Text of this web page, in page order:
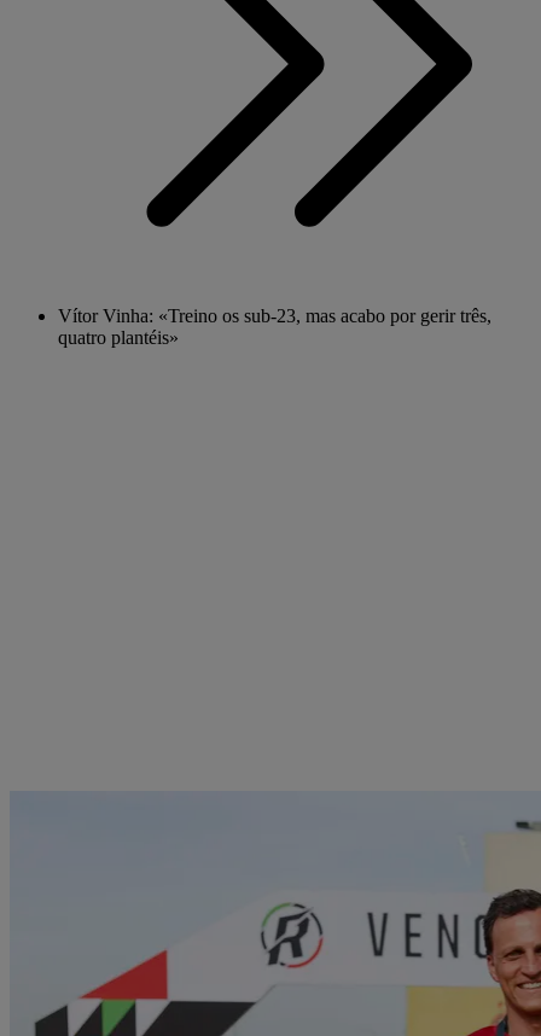
Vítor Vinha: «Treino os sub-23, mas acabo por gerir três,
quatro plantéis»